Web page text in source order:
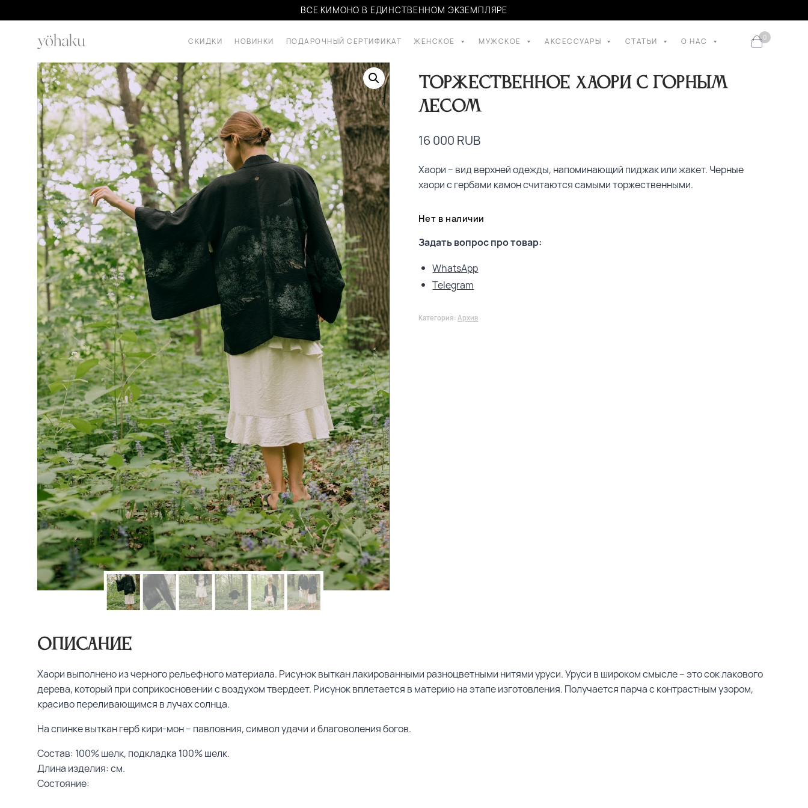
ВСЕ КИМОНО В ЕДИНСТВЕННОМ ЭКЗЕМПЛЯРЕ
СКИДКИ НОВИНКИ ПОДАРОЧНЫЙ СЕРТИФИКАТ ЖЕНСКОЕ МУЖСКОЕ АКСЕССУАРЫ СТАТЬИ О НАС 0
Торжественное хаори с горным
лесом
16 000 RUB
Хаори – вид верхней одежды, напоминающий пиджак или жакет. Черные
хаори с гербами камон считаются самыми торжественными.
Нет в наличии
Задать вопрос про товар:
WhatsApp
Telegram
Категория:Архив
Описание
Хаори выполнено из черного рельефного материала. Рисунок выткан лакированными разноцветными нитями уруси. Уруси в широком смысле – это сок лакового
дерева, который при соприкосновении с воздухом твердеет. Рисунок вплетается в материю на этапе изготовления. Получается парча с контрастным узором,
красиво переливающимся в лучах солнца.
На спинке выткан герб кири-мон – павловния, символ удачи и благоволения богов.
Состав: 100% шелк, подкладка 100% шелк.
Длина изделия: см.
Состояние: